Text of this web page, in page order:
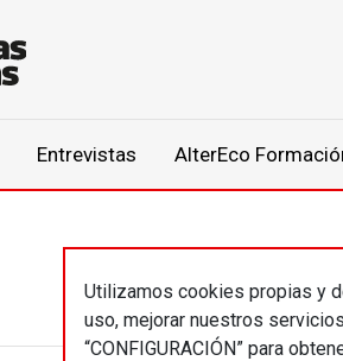
Entrevistas AlterEco
Utilizamos cookies propias y
uso, mejorar nuestros
“CONFIGURACIÓN” para